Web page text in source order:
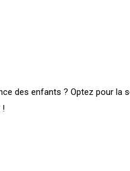
des enfants ? Optez pour la
!